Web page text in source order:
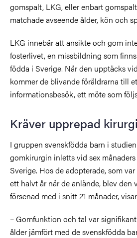
gomspalt, LKG, eller enbart
matchade avseende ålder, kön och
LKG innebär att ansikte och gom
fosterlivet, en missbildning som
födda i Sverige. När den upptäcks
kommer de blivande föräldrarna till
informationsbesök, ett möte som
Kräver upprepad kirurgi
I gruppen svenskfödda barn i
gomkirurgin inletts vid sex
Sverige. Hos de adopterade, som
ett halvt år när de anlände, blev
försenad med i snitt 21 månader,
– Gomfunktion och tal var
ålder jämfört med de svenskfödda